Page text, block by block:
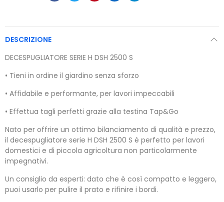
DESCRIZIONE
DECESPUGLIATORE SERIE H DSH 2500 S
• Tieni in ordine il giardino senza sforzo
• Affidabile e performante, per lavori impeccabili
• Effettua tagli perfetti grazie alla testina Tap&Go​
Nato per offrire un ottimo bilanciamento di qualità e prezzo,
il decespugliatore serie H DSH 2500 S è perfetto per lavori
domestici e di piccola agricoltura non particolarmente
impegnativi.
Un consiglio da esperti: dato che è così compatto e leggero,
puoi usarlo per pulire il prato e rifinire i bordi.